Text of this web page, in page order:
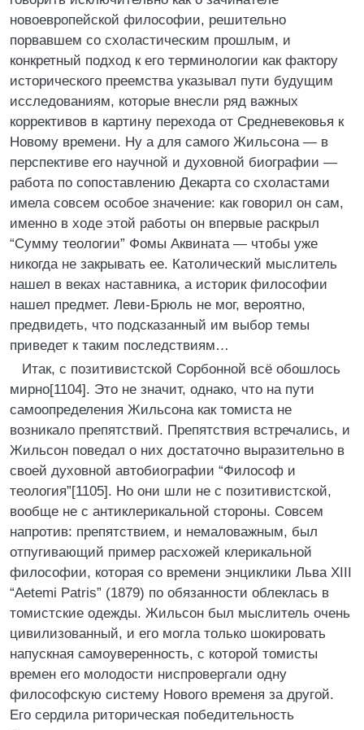
новоевропейской философии, решительно
порвавшем со схоластическим прошлым, и
конкретный подход к его терминологии как фактору
исторического преемства указывал пути будущим
исследованиям, которые внесли ряд важных
коррективов в картину перехода от Средневековья к
Новому времени. Ну а для самого Жильсона — в
перспективе его научной и духовной биографии —
работа по сопоставлению Декарта со схоластами
имела совсем особое значение: как говорил он сам,
именно в ходе этой работы он впервые раскрыл
“Сумму теологии” Фомы Аквината — чтобы уже
никогда не закрывать ее. Католический мыслитель
нашел в веках наставника, а историк философии
нашел предмет. Леви-Брюль не мог, вероятно,
предвидеть, что подсказанный им выбор темы
приведет к таким последствиям…
Итак, с позитивистской Сорбонной всё обошлось
мирно[1104]. Это не значит, однако, что на пути
самоопределения Жильсона как томиста не
возникало препятствий. Препятствия встречались, и
Жильсон поведал о них достаточно выразительно в
своей духовной автобиографии “Философ и
теология”[1105]. Но они шли не с позитивистской,
вообще не с антиклерикальной стороны. Совсем
напротив: препятствием, и немаловажным, был
отпугивающий пример расхожей клерикальной
философии, которая со времени энциклики Льва XIII
“Aetemi Patris” (1879) по обязанности облеклась в
томистские одежды. Жильсон был мыслитель очень
цивилизованный, и его могла только шокировать
напускная самоуверенность, с которой томисты
времен его молодости ниспровергали одну
философскую систему Нового временя за другой.
Его сердила риторическая победительность